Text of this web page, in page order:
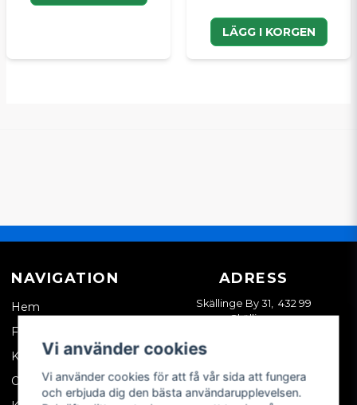
LÄGG I KORGEN
NAVIGATION
Hem
Företagskund
Kontakta oss
Om oss
ADRESS
Skällinge By 31, 432 99
Skällinge
Vi använder cookies
Vi använder cookies för att få vår sida att fungera
och erbjuda dig den bästa användarupplevelsen.